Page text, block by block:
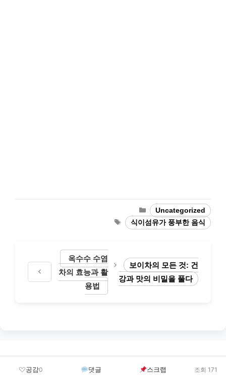
Categories
Uncategorized
Tags
식이섬유가 풍부한 음식
옥수수 수염
차의 효능과 활
용법
보이차의 모든 것: 건
강과 맛의 비밀을 풀다
Leave a Comment
공감0 댓글 스크랩 조회 171